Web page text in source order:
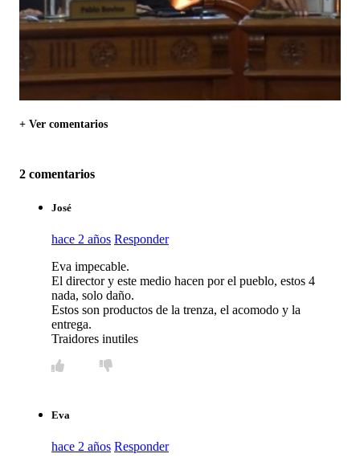
+ Ver comentarios
2 comentarios
José
hace 2 años Responder
Eva impecable.
El director y este medio hacen por el pueblo, estos 4
nada, solo daño.
Estos son productos de la trenza, el acomodo y la
entrega.
Traidores inutiles
Eva
hace 2 años Responder